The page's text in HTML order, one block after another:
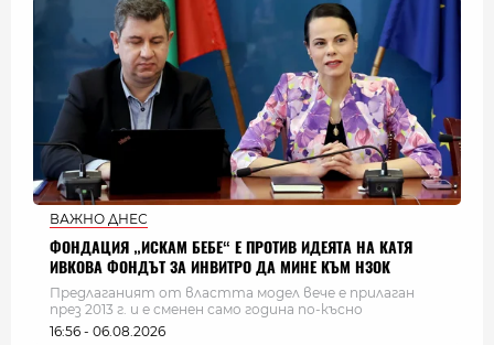
ВАЖНО ДНЕС
ФОНДАЦИЯ „ИСКАМ БЕБЕ“ Е ПРОТИВ ИДЕЯТА НА КАТЯ
ИВКОВА ФОНДЪТ ЗА ИНВИТРО ДА МИНЕ КЪМ НЗОК
Предлаганият от властта модел вече е прилаган
през 2013 г. и е сменен само година по-късно
16:56 - 06.08.2026